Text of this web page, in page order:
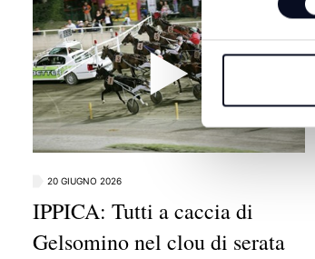
20 GIUGNO 2026
IPPICA: Tutti a caccia di
Gelsomino nel clou di serata